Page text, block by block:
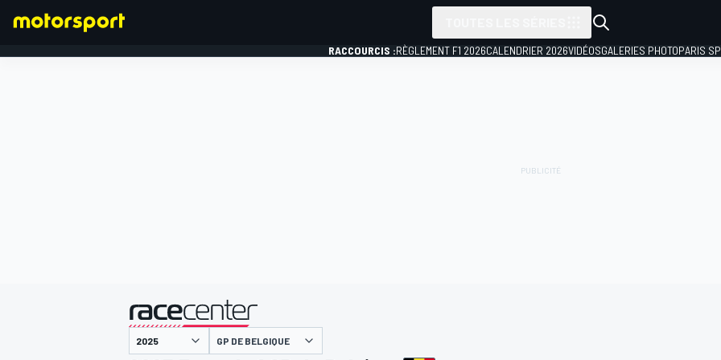
RACCOURCIS :RÈGLEMENT F1 2026CALENDRIER 2026VIDÉOSGALERIES PHOTOPARIS
présenté par
GP DE BELGIQUE